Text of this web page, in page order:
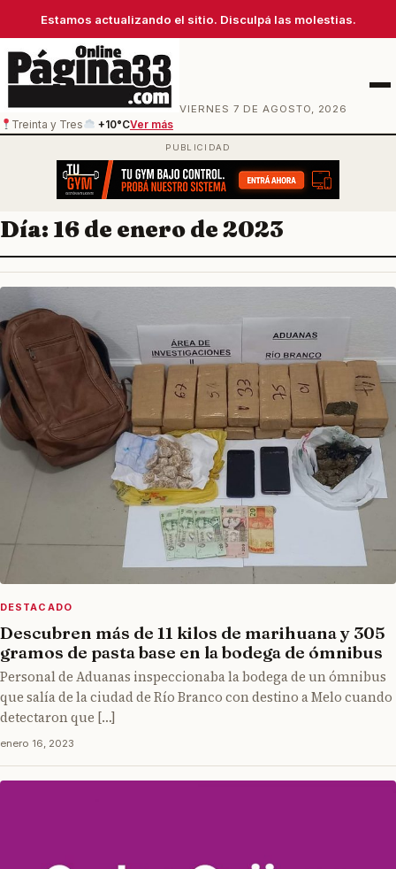
Estamos actualizando el sitio. Disculpá las molestias.
VIERNES 7 DE AGOSTO, 2026
Treinta y Tres
+10°CVer más
Menú
Día: 16 de enero de 2023
DESTACADO
Descubren más de 11 kilos de marihuana y 305
gramos de pasta base en la bodega de ómnibus
Personal de Aduanas inspeccionaba la bodega de un ómnibus
que salía de la ciudad de Río Branco con destino a Melo cuando
detectaron que […]
enero 16, 2023